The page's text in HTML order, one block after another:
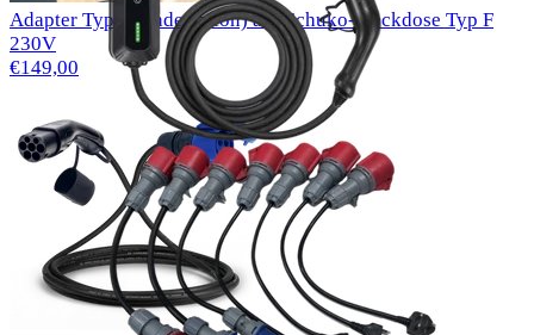
Adapter Typ 2 (Ladestation) auf Schuko-Steckdose Typ F
230V
€149,00